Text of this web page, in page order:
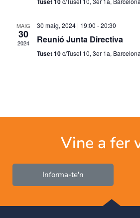
MAIG
30
2024
30 maig, 2024 | 19:00 -20:30
Reunió Junta Directiva
Tuset 10c/Tuset 10, 3er 1a, Barcelona
Vine a fer
Informa-te'n